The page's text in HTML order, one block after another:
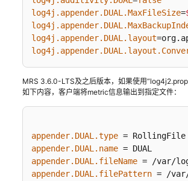
开
发
指
南
模
log4j.appender.DUAL.MaxFileSize=
log4j.appender.DUAL.layout
MRS 3.6.0-LTS及之后版本，如果使用
如下内容，客户端将metric信息输出到指定文件：
appender.DUAL.type
appender.DUAL.name
appender.DUAL.fileName
appender.DUAL.filePattern